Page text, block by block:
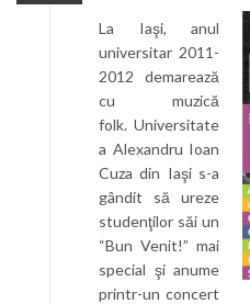
La Iaşi, anul
universitar 2011-
2012 demarează
cu muzică
folk. Universitate
a Alexandru Ioan
Cuza din Iaşi s-a
gândit să ureze
studenţilor săi un
“Bun Venit!” mai
special şi anume
printr-un concert